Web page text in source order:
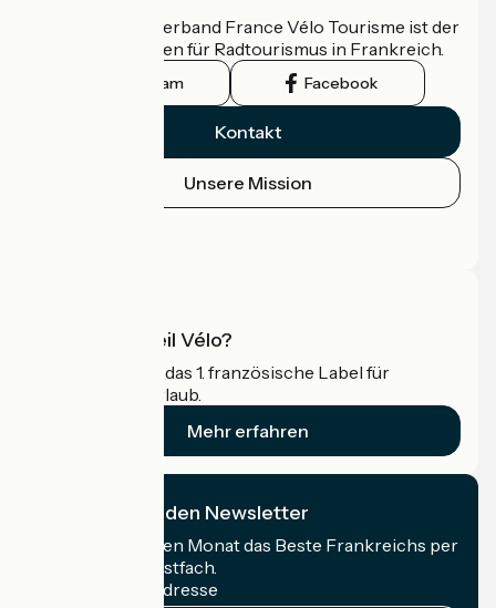
Der nationale Verband France Vélo Tourisme ist der
offizielle Leitfaden für Radtourismus in Frankreich.
Instagram Facebook
Kontakt
Unsere Mission
Was ist Accueil Vélo?
Accueil Vélo ist das 1. französische Label für
Radfahrer im Urlaub.
Mehr erfahren
Ich abonniere den Newsletter
Erhalten Sie jeden Monat das Beste Frankreichs per
Rad in Ihrem Postfach.
Meine E-Mail-Adresse